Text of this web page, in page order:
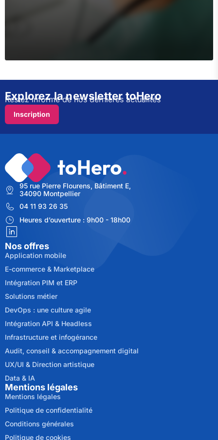
Explorez la newsletter toHero
Restez informé de nos dernières actualités
Inscription
95 rue Pierre Flourens, Bâtiment E,
34090 Montpellier
04 11 93 26 35
Heures d’ouverture : 9h00 - 18h00
Nos offres
Application mobile
E-commerce & Marketplace
Intégration PIM et ERP
Solutions métier
DevOps : une culture agile
Intégration API & Headless
Infrastructure et infogérance
Audit, conseil & accompagnement digital
UX/UI & Direction artistique
Data & IA
Mentions légales
Mentions légales
Politique de confidentialité
Conditions générales
Politique de cookies